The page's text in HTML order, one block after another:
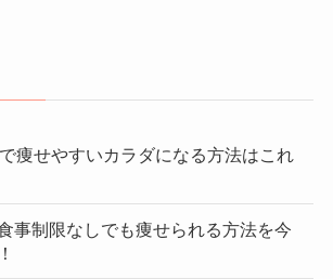
痩せやすいカラダになる方法はこれ
事制限なしでも痩せられる方法を今